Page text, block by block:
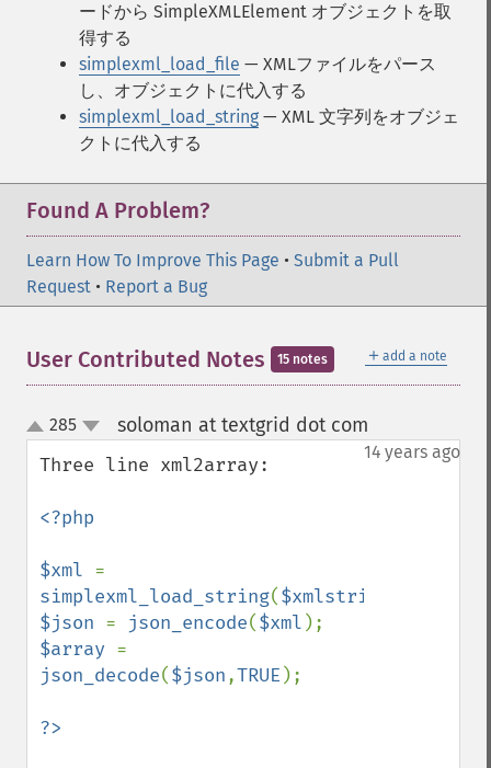
ードから SimpleXMLElement オブジェクトを取
得する
simplexml_load_file — XMLファイルをパース
し、オブジェクトに代入する
simplexml_load_string — XML 文字列をオブジェ
クトに代入する
Found A Problem?
Learn How To Improve This Page • Submit a Pull
Request • Report a Bug
＋ add a note
User Contributed Notes 15 notes
up
down
285 soloman at textgrid dot com
14 years ago
Three line xml2array:
<?php
$xml
simplexml_load_string($xmlstring
$json = json_encode($xml
$array
json_decode($json,TRUE );